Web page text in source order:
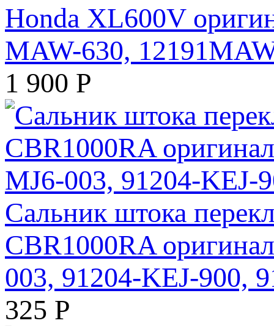
Honda XL600V
MAW-630,
1 900 Р
Сальник штока
CBR1000RA
003, 91204-KEJ-900,
325 Р